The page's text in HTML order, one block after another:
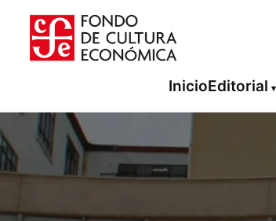
InicioEditorial